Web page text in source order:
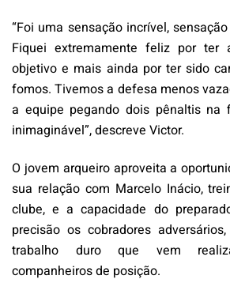
“Foi uma sensação incrível,
Fiquei extremamente feliz por ter
objetivo e mais ainda por ter sido
fomos. Tivemos a defesa menos
a equipe pegando dois pênaltis na
inimaginável”, descreve Victor.
O jovem arqueiro aproveita a
sua relação com Marcelo Inácio,
clube, e a capacidade do
precisão os cobradores
trabalho duro que vem
companheiros de posição.